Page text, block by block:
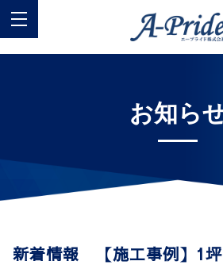
お知ら
新着情報 【施工事例】1